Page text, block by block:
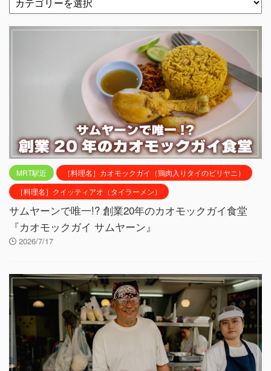
MRT駅近
［料理名］カオモックガイ（鶏肉入りタイのビリヤニ）
［料理名］クイッティアオ（タイラーメン）
サムヤーンで唯一!? 創業20年のカオモックガイ食堂
『カオモックガイ サムヤーン』
2026/7/17